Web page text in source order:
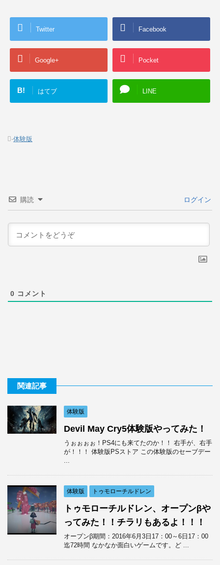
Twitter Facebook
Google+ Pocket
B! はてブ LINE
-体験版
購読 ログイン
0 コメント
関連記事
体験版
Devil May Cry5体験版やってみた！
うぉぉぉぉ！PS4にも来てたのか！！ 右手が、右手
が！！！ 体験版PSストア この体験版のセーブデー
...
体験版 トゥモローチルドレン
トゥモローチルドレン、オープンβや
ってみた！！チラリもあるよ！！！
オープンβ期間：2016年6月3日17：00～6日17：00
迄72時間 なかなか面白いゲームです。ど ...